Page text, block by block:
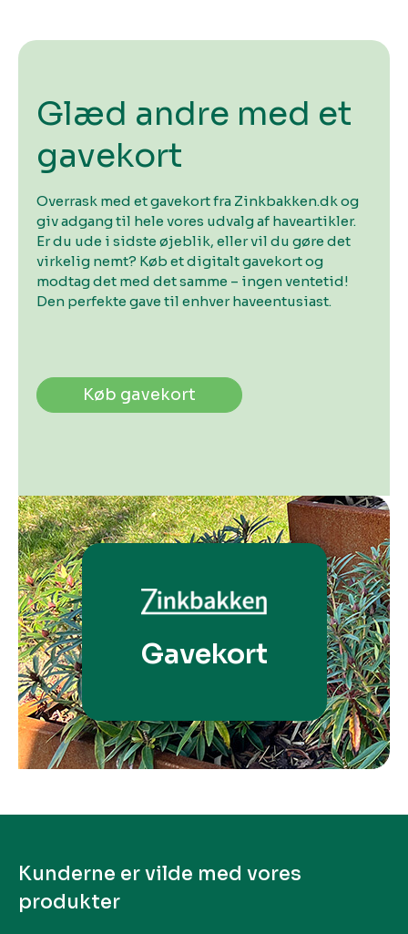
Glæd andre med et
gavekort
Overrask med et gavekort fra Zinkbakken.dk og
giv adgang til hele vores udvalg af haveartikler.
Er du ude i sidste øjeblik, eller vil du gøre det
virkelig nemt? Køb et digitalt gavekort og
modtag det med det samme – ingen ventetid!
Den perfekte gave til enhver haveentusiast.
Køb gavekort
Gavekort
Kunderne er vilde med vores
produkter